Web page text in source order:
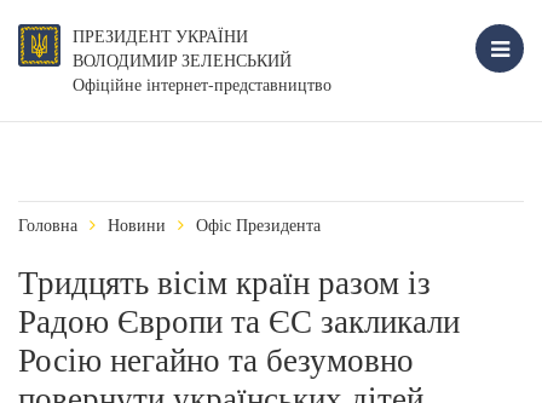
ПРЕЗИДЕНТ УКРАЇНИ
ВОЛОДИМИР ЗЕЛЕНСЬКИЙ
Офіційне інтернет-представництво
Головна Новини Офіс Президента
Тридцять вісім країн разом із
Радою Європи та ЄС закликали
Росію негайно та безумовно